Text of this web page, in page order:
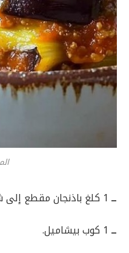
ــ
ــ 1 كوب بيشاميل.